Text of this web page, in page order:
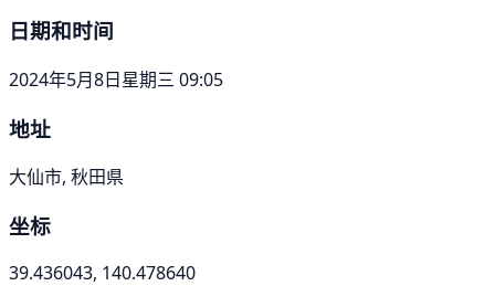
日期和时间
2024年5月8日星期三 09:05
地址
大仙市, 秋田県
坐标
39.436043, 140.478640